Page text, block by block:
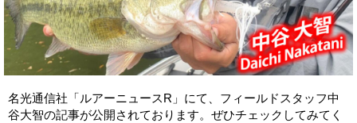
名光通信社「ルアーニュースR」にて、フィールドスタッフ中
谷大智の記事が公開されております。ぜひチェックしてみてく